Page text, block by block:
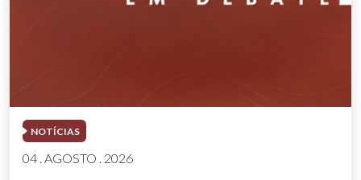
NOTÍCIAS
04 . AGOSTO . 2026